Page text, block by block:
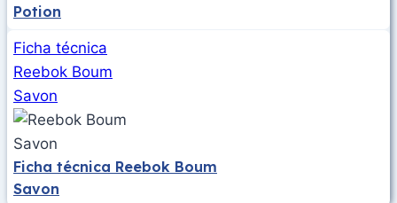
Potion
Ficha técnica
Reebok Boum
Savon
Ficha técnica Reebok Boum
Savon